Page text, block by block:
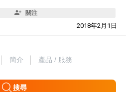
關注
2018年2月1日
簡介 產品 / 服務
搜尋